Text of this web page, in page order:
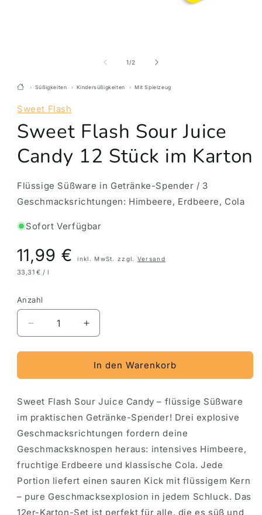
1/von
2
Süßigkeiten Kindersüßigkeiten Mit Spielzeug
Sweet Flash
Sweet Flash Sour Juice
Candy 12 Stück im Karton
Flüssige Süßware in Getränke-Spender / 3
Geschmacksrichtungen: Himbeere, Erdbeere, Cola
Sofort Verfügbar
Preis
11,99 €inkl. MwSt. zzgl. Versand
33,31 € / l
Anzahl
Verringere
die
Menge
Sweet
Sour
Juice
12
Stück
im
Karton
Erhöhe
die
Menge
für
Sweet
Sour
Juice
12
Stück
im
Karton
In den Warenkorb
Sweet Flash Sour Juice Candy – flüssige Süßware
im praktischen Getränke-Spender! Drei explosive
Geschmacksrichtungen fordern deine
Geschmacksknospen heraus: intensives Himbeere,
fruchtige Erdbeere und klassische Cola. Jede
Portion liefert einen sauren Kick mit flüssigem Kern
– pure Geschmacksexplosion in jedem Schluck. Das
12er-Karton-Set ist perfekt für alle, die es süß und